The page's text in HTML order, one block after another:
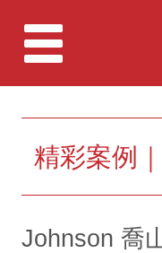
精彩案例
Johnson 喬